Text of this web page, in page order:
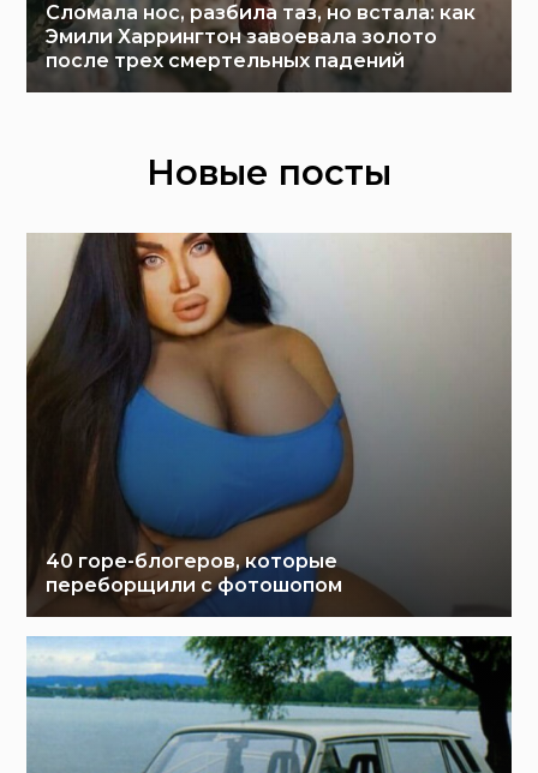
Сломала нос, разбила таз, но встала: как
Эмили Харрингтон завоевала золото
после трех смертельных падений
Новые посты
40 горе-блогеров, которые
переборщили с фотошопом